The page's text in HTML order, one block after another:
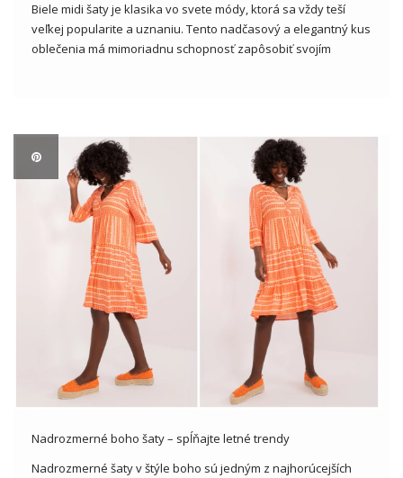
Biele midi šaty je klasika vo svete módy, ktorá sa vždy teší
veľkej popularite a uznaniu. Tento nadčasový a elegantný kus
oblečenia má mimoriadnu schopnosť zapôsobiť svojím
Nadrozmerné boho šaty – spĺňajte letné trendy
Nadrozmerné šaty v štýle boho sú jedným z najhorúcejších